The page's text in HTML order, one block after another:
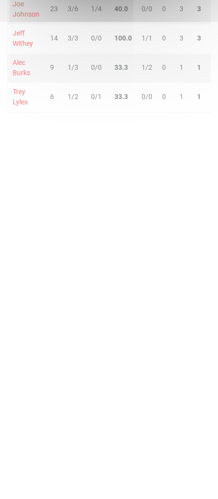
Joe
Johnson
23 3/6 1/4 40.0 0/0 0 3 3
Jeff
Withey
14 3/3 0/0 100.0 1/1 0 3 3
Alec
Burks
9 1/3 0/0 33.3 1/2 0 1 1
Trey
Lyles
6 1/2 0/1 33.3 0/0 0 1 1